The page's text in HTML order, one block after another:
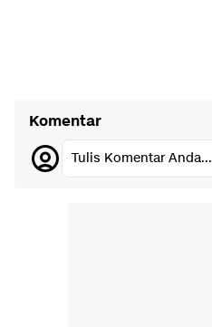
Komentar
Tulis Komentar Anda...